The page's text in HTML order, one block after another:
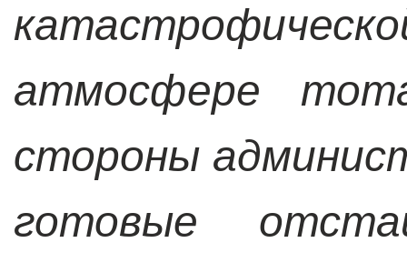
атмосфере
стороны
готовые